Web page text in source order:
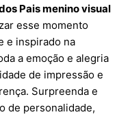
Pais menino visual
esse momento
e inspirado na
a emoção e alegria
de impressão e
Surpreenda e
de personalidade,